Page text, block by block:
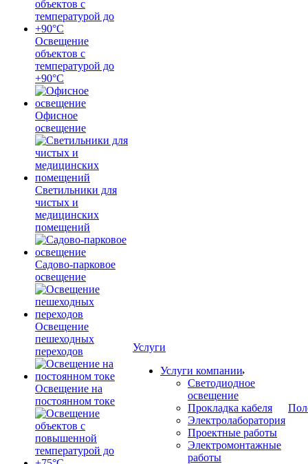
Освещение
объектов с
температурой до
+90°С
Офисное
освещение
Светильники для
чистых и
медицинских
помещений
Садово-парковое
освещение
Освещение
пешеходных
переходов
Освещение на
постоянном токе
Услуги
Услуги компании
Светодиодное
освещение
Прокладка кабеля
Электролаборатория
Проектные работы
Электромонтажные
работы